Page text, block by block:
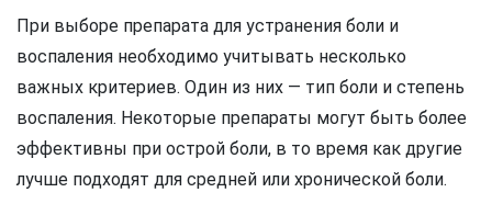
При выборе препарата для устранения боли и
воспаления необходимо учитывать несколько
важных критериев. Один из них — тип боли и степень
воспаления. Некоторые препараты могут быть более
эффективны при острой боли, в то время как другие
лучше подходят для средней или хронической боли.